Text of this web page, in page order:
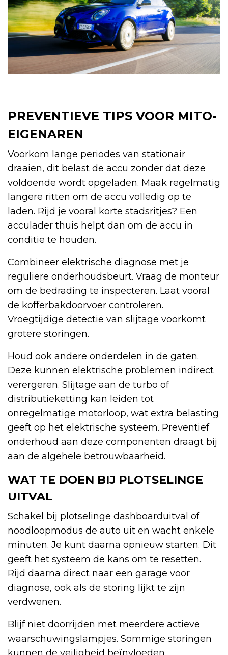
PREVENTIEVE TIPS VOOR MITO-
EIGENAREN
Voorkom lange periodes van stationair
draaien, dit belast de accu zonder dat deze
voldoende wordt opgeladen. Maak regelmatig
langere ritten om de accu volledig op te
laden. Rijd je vooral korte stadsritjes? Een
acculader thuis helpt dan om de accu in
conditie te houden.
Combineer elektrische diagnose met je
reguliere onderhoudsbeurt. Vraag de monteur
om de bedrading te inspecteren. Laat vooral
de kofferbakdoorvoer controleren.
Vroegtijdige detectie van slijtage voorkomt
grotere storingen.
Houd ook andere onderdelen in de gaten.
Deze kunnen elektrische problemen indirect
verergeren. Slijtage aan de turbo of
distributieketting kan leiden tot
onregelmatige motorloop, wat extra belasting
geeft op het elektrische systeem. Preventief
onderhoud aan deze componenten draagt bij
aan de algehele betrouwbaarheid.
WAT TE DOEN BIJ PLOTSELINGE
UITVAL
Schakel bij plotselinge dashboarduitval of
noodloopmodus de auto uit en wacht enkele
minuten. Je kunt daarna opnieuw starten. Dit
geeft het systeem de kans om te resetten.
Rijd daarna direct naar een garage voor
diagnose, ook als de storing lijkt te zijn
verdwenen.
Blijf niet doorrijden met meerdere actieve
waarschuwingslampjes. Sommige storingen